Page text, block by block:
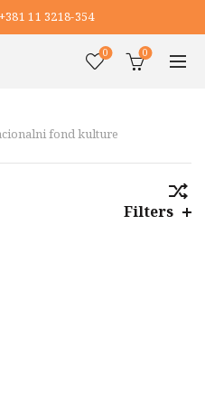
+381 11 3218-354
0 0
fond kulture
Filters